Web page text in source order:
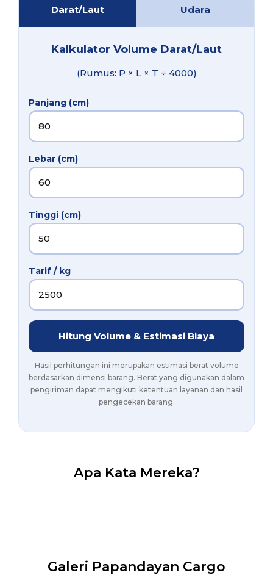
Darat/Laut Udara
Kalkulator Volume Darat/Laut
(Rumus: P × L × T ÷ 4000)
Panjang (cm)
Lebar (cm)
Tinggi (cm)
Tarif / kg
Hitung Volume & Estimasi Biaya
Hasil perhitungan ini merupakan estimasi berat volume
berdasarkan dimensi barang. Berat yang digunakan dalam
pengiriman dapat mengikuti ketentuan layanan dan hasil
pengecekan barang.
Apa Kata Mereka?
Galeri Papandayan Cargo